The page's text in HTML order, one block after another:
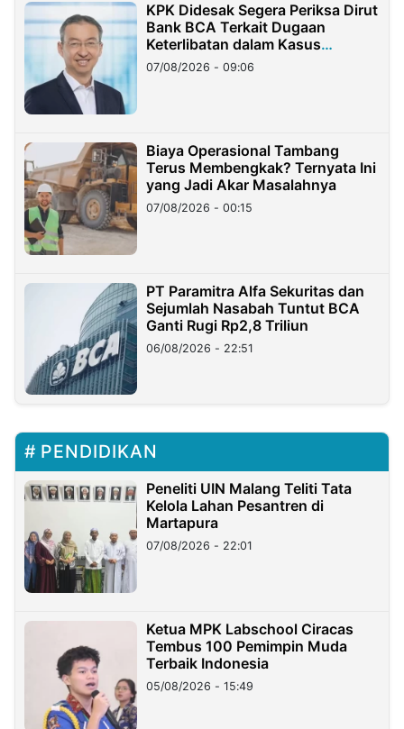
KPK Didesak Segera Periksa Dirut
Bank BCA Terkait Dugaan
Keterlibatan dalam Kasus
Hilangnya Dana Nasabah Rp2,58
Miliar
07/08/2026 - 09:06
Biaya Operasional Tambang
Terus Membengkak? Ternyata Ini
yang Jadi Akar Masalahnya
07/08/2026 - 00:15
PT Paramitra Alfa Sekuritas dan
Sejumlah Nasabah Tuntut BCA
Ganti Rugi Rp2,8 Triliun
06/08/2026 - 22:51
PENDIDIKAN
Peneliti UIN Malang Teliti Tata
Kelola Lahan Pesantren di
Martapura
07/08/2026 - 22:01
Ketua MPK Labschool Ciracas
Tembus 100 Pemimpin Muda
Terbaik Indonesia
05/08/2026 - 15:49